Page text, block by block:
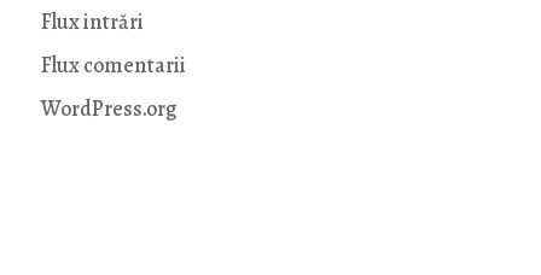
Flux intrări
Flux comentarii
WordPress.org